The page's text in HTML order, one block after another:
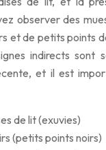
observer des
et de petits points
indirects sont
et il est
de lit (exuvies)
(petits points noirs)